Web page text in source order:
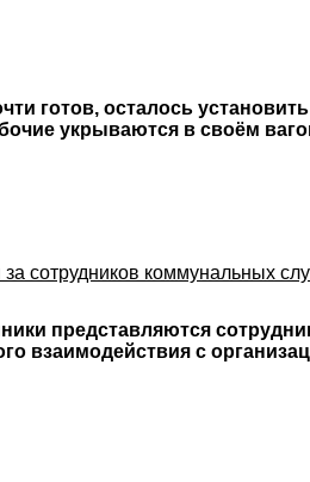
готов, осталось
укрываются в своём
сотрудников коммунальных
представляются
взаимодействия с